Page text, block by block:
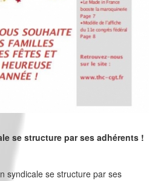
se structure par ses adhérents !
syndicale se structure par ses